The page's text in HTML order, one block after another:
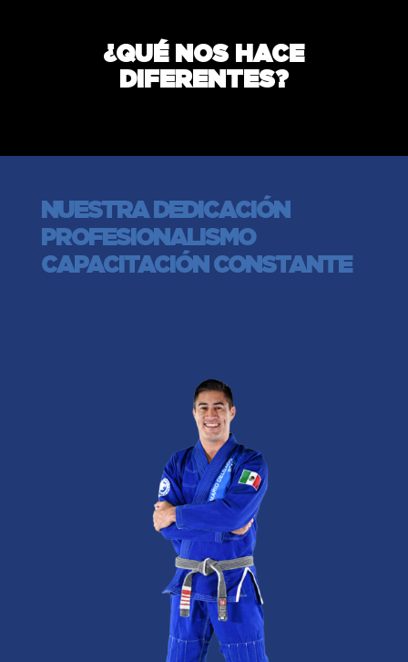
¿QUÉ NOS HACE
DIFERENTES?
NUESTRA DEDICACIÓN
PROFESIONALISMO
CAPACITACIÓN CONSTANTE